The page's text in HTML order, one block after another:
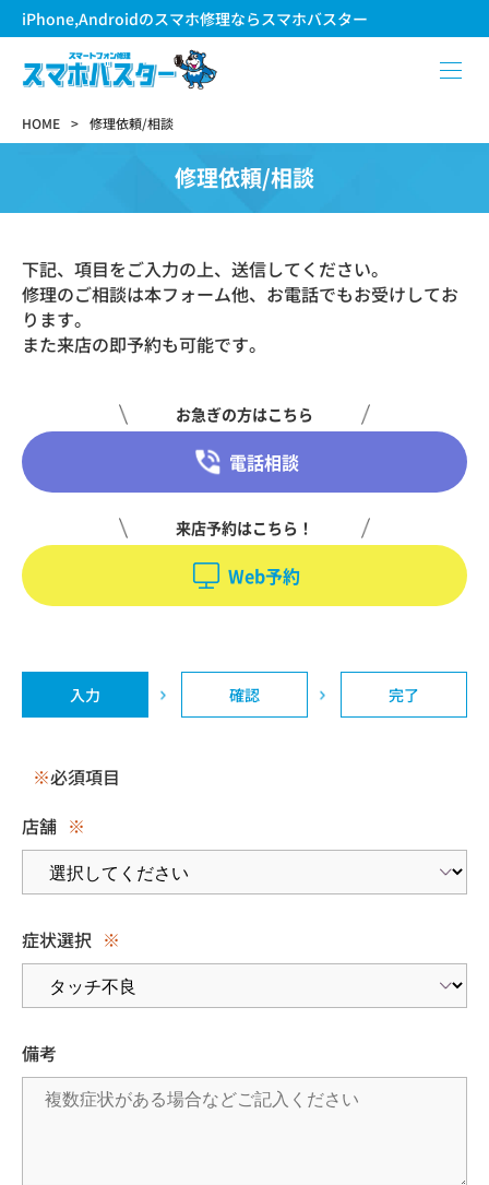
iPhone,Androidのスマホ修理ならスマホバスター
HOME 修理依頼/相談
修理依頼/相談
下記、項目をご入力の上、送信してください。
修理のご相談は本フォーム他、お電話でもお受けしてお
ります。
また来店の即予約も可能です。
お急ぎの方はこちら
電話相談
来店予約はこちら！
Web予約
入力 確認 完了
※必須項目
店舗 ※
症状選択 ※
備考